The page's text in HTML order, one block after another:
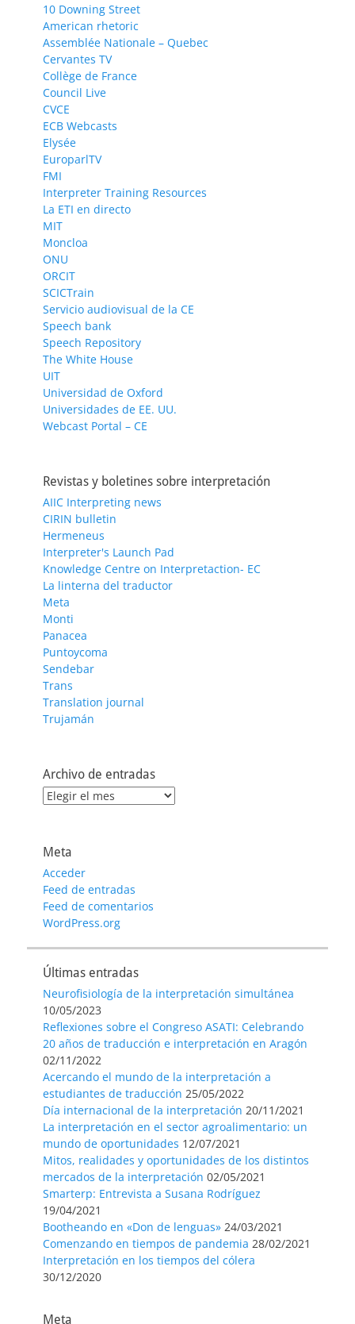
10 Downing Street
American rhetoric
Assemblée Nationale – Quebec
Cervantes TV
Collège de France
Council Live
CVCE
ECB Webcasts
Elysée
EuroparlTV
FMI
Interpreter Training Resources
La ETI en directo
MIT
Moncloa
ONU
ORCIT
SCICTrain
Servicio audiovisual de la CE
Speech bank
Speech Repository
The White House
UIT
Universidad de Oxford
Universidades de EE. UU.
Webcast Portal – CE
Revistas y boletines sobre interpretación
AIIC Interpreting news
CIRIN bulletin
Hermeneus
Interpreter's Launch Pad
Knowledge Centre on Interpretaction- EC
La linterna del traductor
Meta
Monti
Panacea
Puntoycoma
Sendebar
Trans
Translation journal
Trujamán
Archivo de entradas
Archivo
Meta
Acceder
Feed de entradas
Feed de comentarios
WordPress.org
Últimas entradas
Neurofisiología de la interpretación simultánea
10/05/2023
Reflexiones sobre el Congreso ASATI: Celebrando
20 años de traducción e interpretación en Aragón
02/11/2022
Acercando el mundo de la interpretación a
estudiantes de traducción 25/05/2022
Día internacional de la interpretación 20/11/2021
La interpretación en el sector agroalimentario: un
mundo de oportunidades 12/07/2021
Mitos, realidades y oportunidades de los distintos
mercados de la interpretación 02/05/2021
Smarterp: Entrevista a Susana Rodríguez
19/04/2021
Bootheando en «Don de lenguas» 24/03/2021
Comenzando en tiempos de pandemia 28/02/2021
Interpretación en los tiempos del cólera
30/12/2020
Meta